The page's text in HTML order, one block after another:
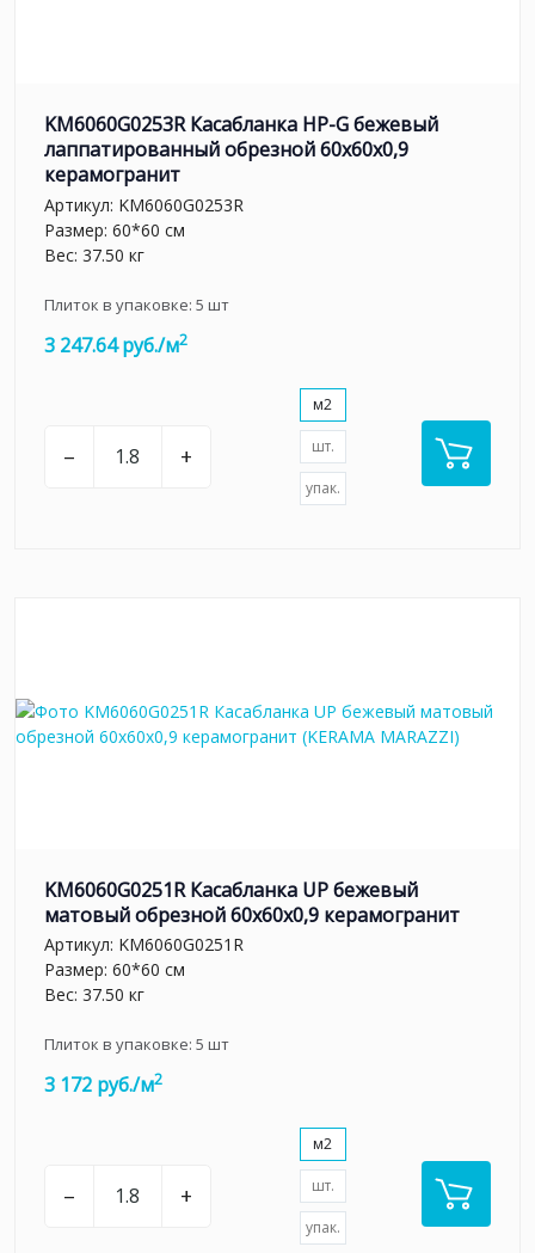
KM6060G0253R Касабланка HP-G бежевый
лаппатированный обрезной 60x60x0,9
керамогранит
Артикул: KM6060G0253R
Размер: 60*60 см
Вес: 37.50 кг
Плиток в упаковке: 5 шт
3 247.64 руб./м2
– +
м2
шт.
упак.
KM6060G0251R Касабланка UP бежевый
матовый обрезной 60x60x0,9 керамогранит
Артикул: KM6060G0251R
Размер: 60*60 см
Вес: 37.50 кг
Плиток в упаковке: 5 шт
3 172 руб./м2
– +
м2
шт.
упак.